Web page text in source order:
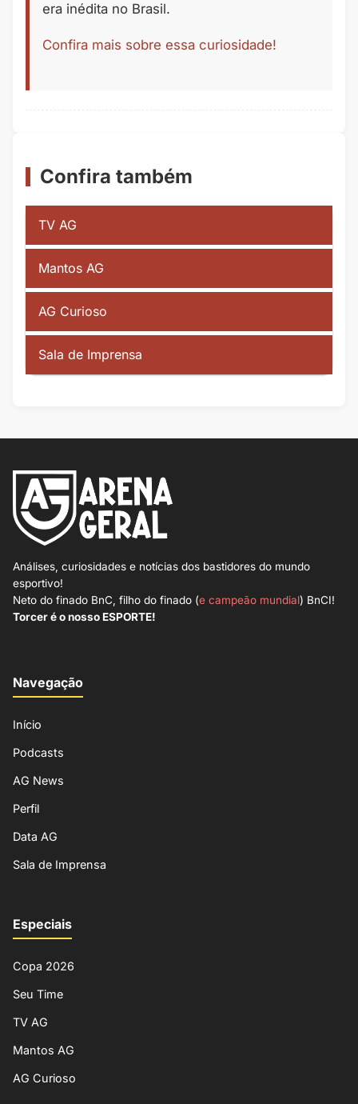
era inédita no Brasil.
Confira mais sobre essa curiosidade!
Confira também
TV AG
Mantos AG
AG Curioso
Sala de Imprensa
Análises, curiosidades e notícias dos bastidores do mundo
esportivo!
Neto do finado BnC, filho do finado (e campeão mundial) BnCI!
Torcer é o nosso ESPORTE!
Navegação
Início
Podcasts
AG News
Perfil
Data AG
Sala de Imprensa
Especiais
Copa 2026
Seu Time
TV AG
Mantos AG
AG Curioso